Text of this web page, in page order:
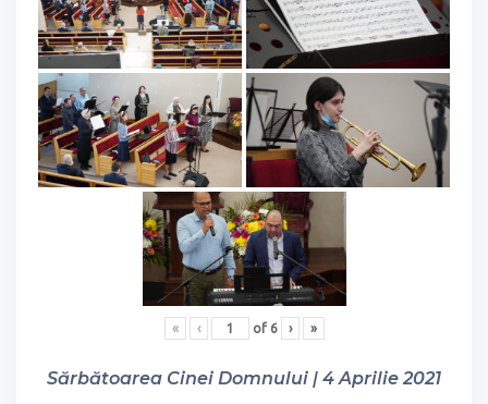
« ‹ of 6 › »
Sărbătoarea Cinei Domnului | 4 Aprilie 2021